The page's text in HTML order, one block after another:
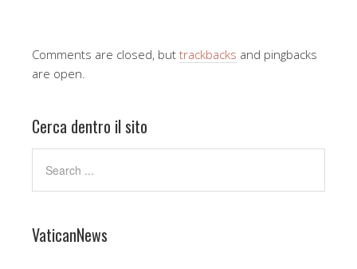
Comments are closed, but trackbacks and pingbacks
are open.
Cerca dentro il sito
VaticanNews